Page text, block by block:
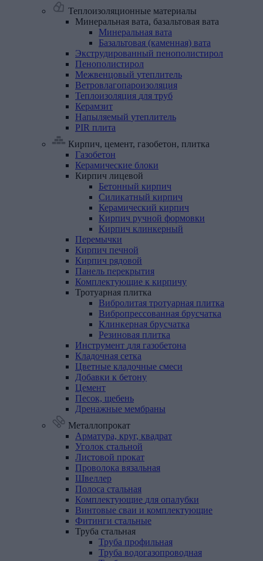
Теплоизоляционные материалы
Минеральная вата, базальтовая вата
Минеральная вата
Базальтовая (каменная) вата
Экструдированный пенополистирол
Пенополистирол
Межвенцовый утеплитель
Ветровлагопароизоляция
Теплоизоляция для труб
Керамзит
Напыляемый утеплитель
PIR плита
Кирпич, цемент, газобетон, плитка
Газобетон
Керамические блоки
Кирпич лицевой
Бетонный кирпич
Силикатный кирпич
Керамический кирпич
Кирпич ручной формовки
Кирпич клинкерный
Перемычки
Кирпич печной
Кирпич рядовой
Панель перекрытия
Комплектующие к кирпичу
Тротуарная плитка
Вибролитая тротуарная плитка
Вибропрессованная брусчатка
Клинкерная брусчатка
Резиновая плитка
Инструмент для газобетона
Кладочная сетка
Цветные кладочные смеси
Добавки к бетону
Цемент
Песок, щебень
Дренажные мембраны
Металлопрокат
Арматура, круг, квадрат
Уголок стальной
Листовой прокат
Проволока вязальная
Швеллер
Полоса стальная
Комплектующие для опалубки
Винтовые сваи и комплектующие
Фитинги стальные
Труба стальная
Труба профильная
Труба водогазопроводная